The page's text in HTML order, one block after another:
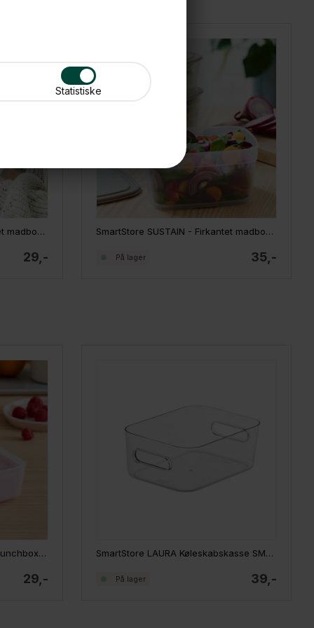
Statistiske
SmartStore SUSTAIN - Firkantet madboks - Earl Grey, 0,8 L
29,-
SmartStore SUSTAIN - Firkantet madboks - Earl Grey, 1 L
35,-
På lager
Smartstore Vision Gastromax lunchbox 0,3L
29,-
SmartStore LAURA Køleskabskasse SMALL
39,-
På lager